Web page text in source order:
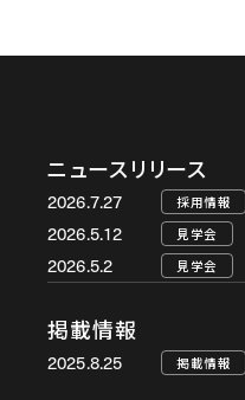
ニュースリリース
2026.7.27 採用情報
2026.5.12 見学会
2026.5.2 見学会
掲載情報
2025.8.25 掲載情報